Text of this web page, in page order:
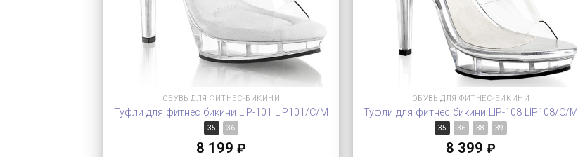
ОБУВЬ ДЛЯ ФИТНЕС-БИКИНИ
Туфли для фитнес бикини LIP-101 LIP101/C/M
35 36
8 199 ₽
ОБУВЬ ДЛЯ ФИТНЕС-БИКИНИ
Туфли для фитнес бикини LIP-108 LIP108/C/M
35 36 38 39
8 399 ₽